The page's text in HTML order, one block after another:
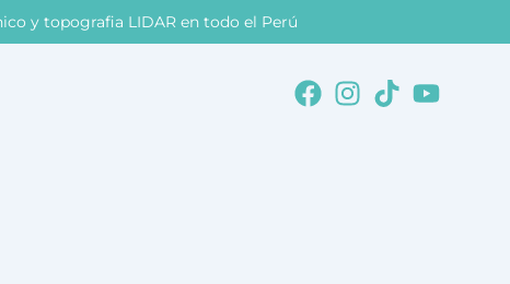
y topografia LIDAR en todo el Perú
Facebook
Instagram
Tiktok